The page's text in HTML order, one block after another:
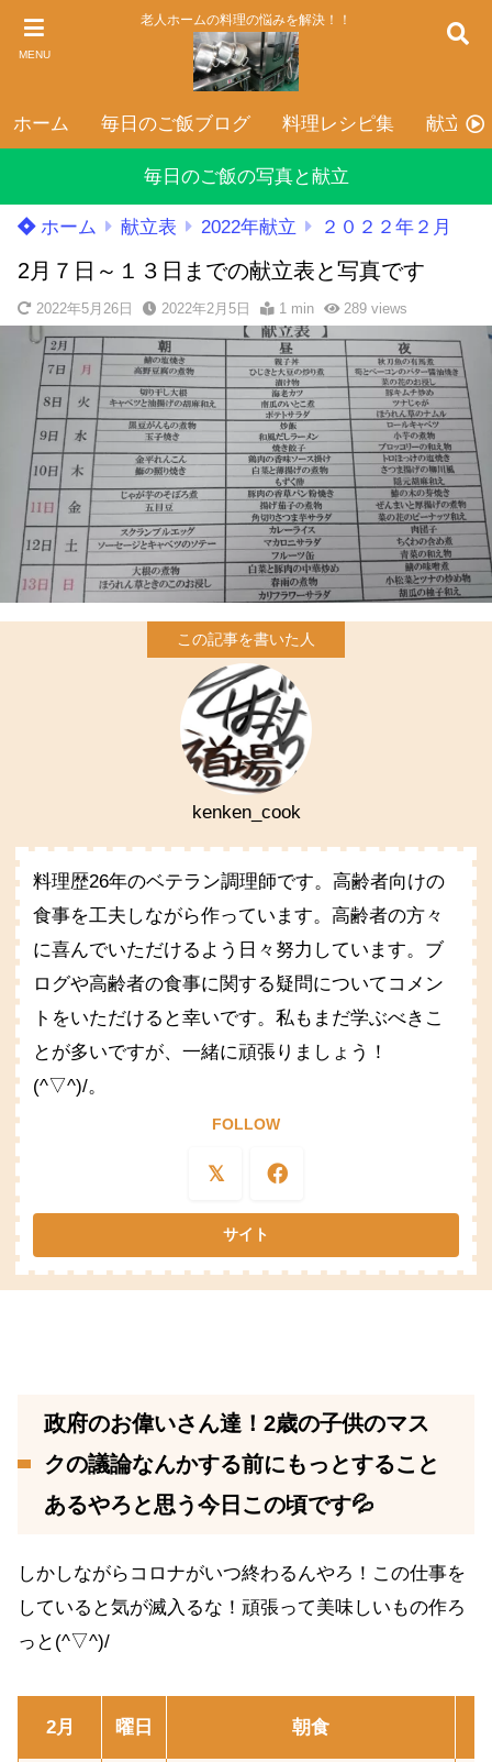
MENU
老人ホームの料理の悩みを解決！！
ホーム 毎日のご飯ブログ 料理レシピ集 献立表
毎日のご飯の写真と献立
ホーム 献立表 2022年献立 ２０２２年２月
2月７日～１３日までの献立表と写真です
2022年5月26日 2022年2月5日 1 min 289views
kenken_cook
料理歴26年のベテラン調理師です。高齢者向けの
食事を工夫しながら作っています。高齢者の方々
に喜んでいただけるよう日々努力しています。ブ
ログや高齢者の食事に関する疑問についてコメン
トをいただけると幸いです。私もまだ学ぶべきこ
とが多いですが、一緒に頑張りましょう！
(^▽^)/。
FOLLOW
政府のお偉いさん達！2歳の子供のマス
クの議論なんかする前にもっとすること
あるやろと思う今日この頃です💦
しかしながらコロナがいつ終わるんやろ！この仕事を
していると気が滅入るな！頑張って美味しいもの作ろ
っと(^▽^)/
2月 曜日 朝食